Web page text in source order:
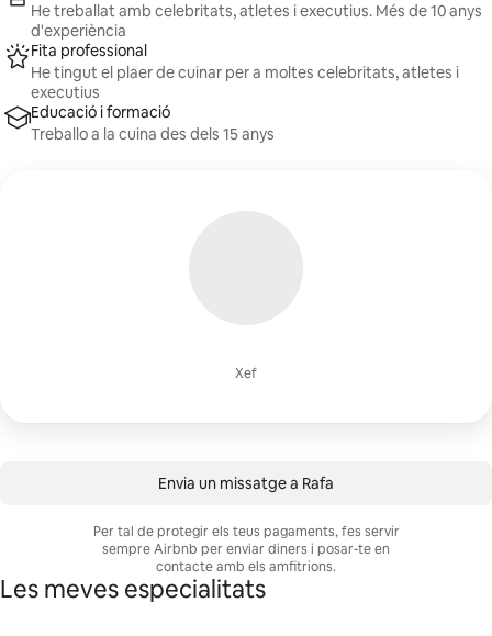
Xef
He treballat amb celebritats, atletes i executius. Més de 10 anys
d'experiència
Fita professional
He tingut el plaer de cuinar per a moltes celebritats, atletes i
executius
Educació i formació
Treballo a la cuina des dels 15 anys
Envia un missatge a Rafa
Per tal de protegir els teus pagaments, fes servir
sempre Airbnb per enviar diners i posar-te en
contacte amb els amfitrions.
Les meves especialitats